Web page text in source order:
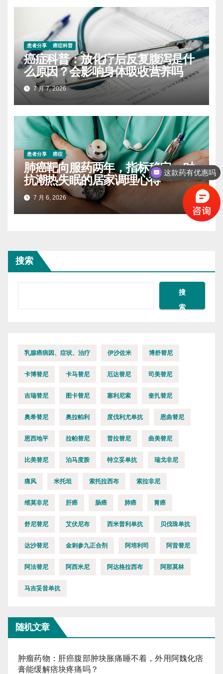
患者分享 癌症科普
癌症科普：放化疗后反复腹泻是什
么原因？会影响身体吸收营养吗
7 月 7, 2026
患者分享 癌症
肺癌靶向服药两年，指标稳定：对
抗潮热失眠的居家调理心得
7 月 6, 2026
搜索
搜
索
乳腺癌病因、症状、治疗 伊沙佐米 博舒替尼
卡博替尼 卡马替尼 厄达替尼 司美替尼
吉瑞替尼 图卡替尼 塞利尼索 奎扎替尼
奥希替尼 奥拉帕利 度伐利尤单抗 恩曲替尼
恩西地平 拉帕替尼 普拉替尼 曲美替尼
比美替尼 泊马度胺 特立妥单抗 瑞戈非尼
痛风 米托坦 索托拉西布 索拉非尼
维莫非尼 肝癌 肠癌 肺癌 胃癌
舒尼替尼 艾伏尼布 西米普利单抗 贝伐珠单抗
达沙替尼 金刺参九正合剂 阿培利司 阿昔替尼
阿法替尼 阿西米尼 阿达格拉西布 阿那莫林
马吉妥昔单抗
随机文章
肿瘤药物：肝癌腹部肿块胀痛睡不着，外用阿魏化痞
膏能缓解痞块疼痛吗？
这款药有优惠吗